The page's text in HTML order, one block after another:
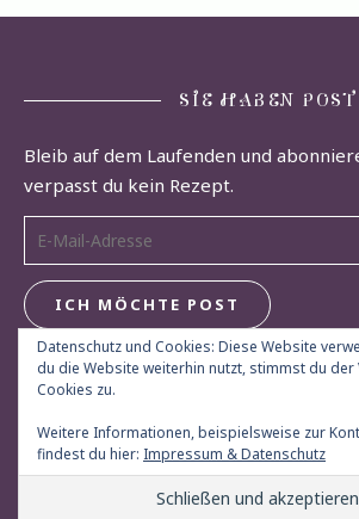
SIE HABEN POST
Bleib auf dem Laufenden und
verpasst du kein Rezept.
E-Mail-Adresse
ICH MÖCHTE POST
© Herdgeflüster 2013 - 2026
Datenschutz und Cookies: Diese Website
du die Website weiterhin nutzt, stimmst du der
Cookies zu.
Weitere Informationen, beispielsweise zur
findest du hier: Impressum & Datenschutz